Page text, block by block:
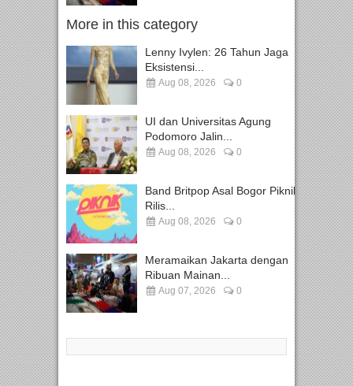
More in this category
Lenny Ivylen: 26 Tahun Jaga
Eksistensi...
Aug 08, 2026 0
UI dan Universitas Agung
Podomoro Jalin...
Aug 08, 2026 0
Band Britpop Asal Bogor Piknik
Rilis...
Aug 08, 2026 0
Meramaikan Jakarta dengan
Ribuan Mainan...
Aug 07, 2026 0